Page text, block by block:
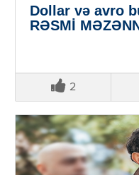
Dollar və avro
RƏSMİ
2